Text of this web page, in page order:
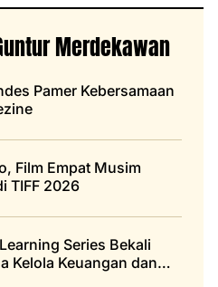
Merdekawan
Pamer Kebersamaan
Film Empat Musim
TIFF 2026
Series Bekali
Kelola Keuangan dan